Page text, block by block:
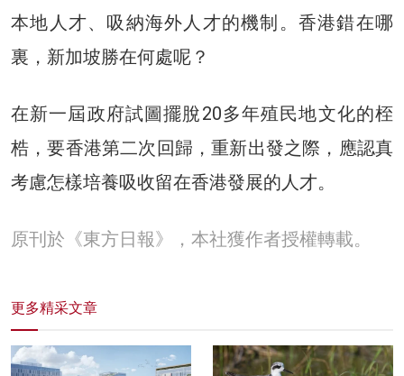
本地人才、吸納海外人才的機制。香港錯在哪
裏，新加坡勝在何處呢？
在新一屆政府試圖擺脫20多年殖民地文化的桎
梏，要香港第二次回歸，重新出發之際，應認真
考慮怎樣培養吸收留在香港發展的人才。
原刊於《東方日報》，本社獲作者授權轉載。
更多精采文章